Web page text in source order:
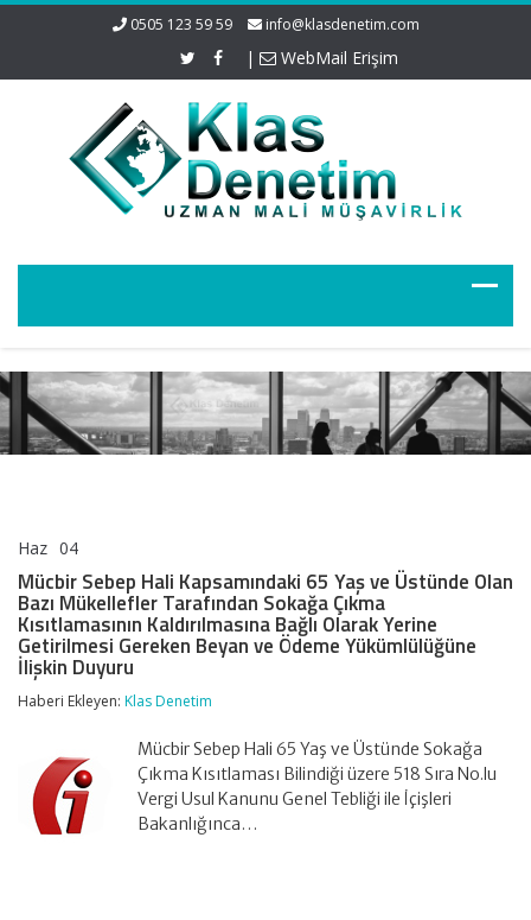
0505 123 59 59 info@klasdenetim.com
| WebMail Erişim
Haz 04
Hali
Kapsamındaki
65
Yaş
ve
Olan
Mükellefler
Tarafından
Sokağa
Çıkma
Kısıtlamasının
Mücbir Sebep Hali Kapsamındaki 65 Yaş ve Üstünde Olan
Bazı Mükellefler Tarafından Sokağa Çıkma
Kısıtlamasının Kaldırılmasına Bağlı Olarak Yerine
Getirilmesi Gereken Beyan ve Ödeme Yükümlülüğüne
İlişkin Duyuru
Haberi Ekleyen: Klas Denetim
Mücbir Sebep Hali 65 Yaş ve Üstünde Sokağa
Çıkma Kısıtlaması Bilindiği üzere 518 Sıra No.lu
Vergi Usul Kanunu Genel Tebliği ile İçişleri
Bakanlığınca…